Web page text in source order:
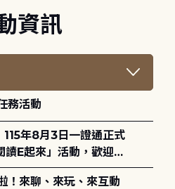
資訊
務活動
E起來」活動，歡迎踴
月4日)。